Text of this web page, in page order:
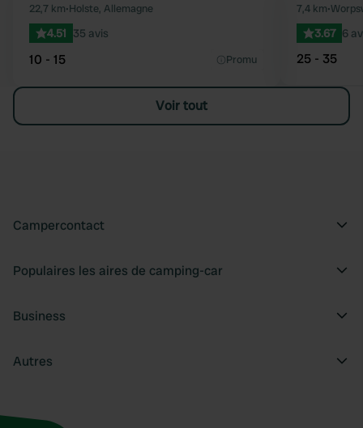
Préféré
22,7 km•Holste, Allemagne
4.51 35 avis
10 - 15 Promu
7,4 km•
3.67 6
25 - 35
Voir tout
Campercontact
Populaires les aires de camping-car
Business
Autres